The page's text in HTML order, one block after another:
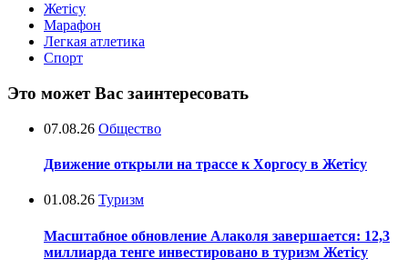
Жетісу
Марафон
Легкая атлетика
Спорт
Это может Вас заинтересовать
07.08.26 Общество
Движение открыли на трассе к Хоргосу в Жетісу
01.08.26 Туризм
Масштабное обновление Алаколя завершается: 12,3
миллиарда тенге инвестировано в туризм Жетісу